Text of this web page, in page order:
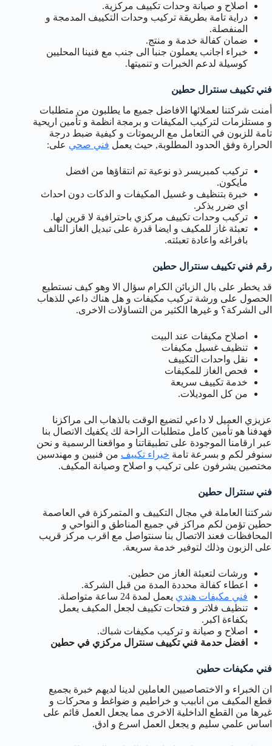
اصلاح و صيانة وحدات تكييف مركزية.
دراية تامة بطريقة تركيب وحدات التكييف المدمجة و
المنفصلة.
ضمان كفالة خدمة و منتج.
خبراء اجانب يعملون جنبا الى جنب مع فنينا المحليين
كوسيلة لدعم الخبرات و تنميتها.
فني تكييف سنترال حطين
أمنت شركتنا لعملائها الافاضل جميع ما يطلبون من متطلبات
و مستلزمات لتركيب المكيفات و برمجة انظمة و تأمين اريحية
تامة للزبون في التعامل مع الريموتات و كيفية ضبط درجة
الحرارة وفق الحدود المطلوبة, حيث يعمل فني صحي على:
تركيب كمبريسر ذو نوعية تم انتقاؤها من افضل
مايكون.
خبرة بتنظيف و غسيل المكيفات و الدكات دون احداث
اي ضرر يذكر.
تركيب وحدات تكييف مركزي باحترافية لا قرين لها.
تعبئة غاز للمكيف و ايضا قدرة على تبديل الغاز التالف
بافراغه واعادة تعبئته.
رقم فني تكييف سنترال حطين
قد يخطر على بال الزبائن الكرام سؤال الا وهو كيف نستطيع
الحصول على ورشة تركيب مكيفات و هل هناك داعي للذهاب
الى الشركة؟ و غيرها الكثير من التساؤلات الاخرى.
اصلاح مكيفات عند البيت
تنظيف غسيل مكيفات
نقل واحدات التكييف
فحص الغاز للمكيفات
خدمة تكييف سريعة
من كل الموديلات.
عزيزي العميل لا داعي لتضيع الوقت بالذهاب الى مراكزنا
فهدفنا هو تأمين كامل متطلبات الراحة لك يكفيك الاتصال بنا
عبر ارقامنا الموجودة على تطبيقاتنا و مواقعنا الرسمية و نحن
سنوفر لكم و بسرعة تامة خبراء تكييف من فنيين و مهندسين
مختصين يشرفون على تركيب و اصلاح وصيانة المكيف.
فني سنترال حطين
شركتنا العاملة في مجال التكييف و المتمركزة في العاصمة
حطين تؤمن لكم مراكز في جميع المناطق و النواحي و
المحافظات فعند الاتصال بنا سنتواصل مع اقرب مركز قريب
على الزبون وذلك لتوفير خدمة سريعة.
ورشات لتعبئة الغاز من حطين.
اعطاء كفالة محددة المدة من قبل الشركة.
فني مكيفات هندي يعمل لمدة 24 ساعة متواصلة.
تنظيف فلاتر و فتحات تكييف لجعل المكيف يعمل
بكفاءة اكبر.
اصلاح و صيانة و تركيب مكيفات شباك.
افضل حدمة فني تكييف سنترال مركزي في حطين
فني مكيفات حطين
ان الخبراء و الاختصاصيين العاملين لدينا لديهم خبرة بجميع
قطع المكيف من انابيب و خراطيم و ضواغط و محركات و
غيرها من القطع الداخلية الاخرى مما يجعل العمل قائم على
اساس علمي سليم و يجعل العمل اسرع و ادق.